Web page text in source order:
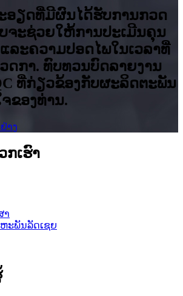
ອຽດ​ທີ່​ມີ​ຜົນ​ໄດ້​ຮັບ​ການ​ກວດ​
ຈະ​ຊ່ວຍ​ໃຫ້​ການ​ປະ​ເມີນ​ຄຸນ​
ລະ​ຄວາມ​ປອດ​ໄພ​ໃນ​ເວ​ລາ​ທີ່​
ດ​ກາ. ທົບທວນບົດລາຍງານ
ທີ່ກ່ຽວຂ້ອງກັບຜະລິດຕະພັນ
ຂອງທ່ານ.
າງ
ກເຮົາ
າ
ະພັນລັດເຊຍ